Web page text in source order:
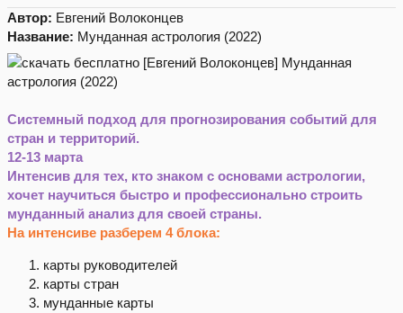
Автор: Евгений Волоконцев
Название: Мунданная астрология (2022)
Системный подход для прогнозирования событий для
стран и территорий.
12-13 марта
Интенсив для тех, кто знаком с основами астрологии,
хочет научиться быстро и профессионально строить
мунданный анализ для своей страны.
На интенсиве разберем 4 блока:
карты руководителей
карты стран
мунданные карты